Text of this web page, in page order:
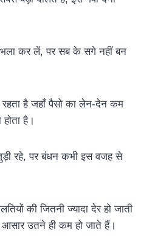
कर लें, पर सब के सगे नहीं बन
रहता है जहाँ पैसो का लेन-देन कम
है।
रहे, पर बंधन कभी इस वजह से
की जितनी ज्यादा देर हो जाती
उतने ही कम हो जाते हैं।